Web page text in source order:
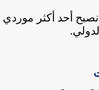
نصبح أحد أكثر